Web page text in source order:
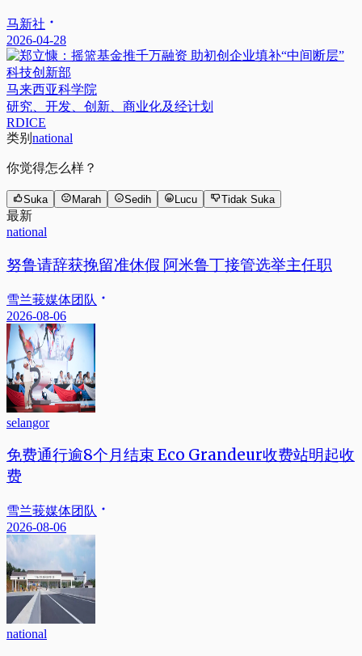
马新社
2026-04-28
科技创新部
马来西亚科学院
研究、开发、创新、商业化及经计划
RDICE
类别 national
你觉得怎么样？
Suka Marah Sedih Lucu Tidak Suka
最新
national
努鲁请辞获挽留准休假 阿米鲁丁接管选举主任职
雪兰莪媒体团队
2026-08-06
selangor
免费通行逾8个月结束 Eco Grandeur收费站明起收
费
雪兰莪媒体团队
2026-08-06
national